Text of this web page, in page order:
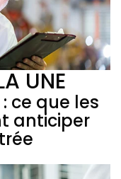
UNE
ce que les
anticiper